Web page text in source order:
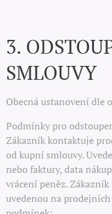
3.
SMLOUVY
Obecná ustanovení dle
Podmínky pro
Zákazník kontaktuje
od kupní smlouvy.
nebo faktury, data
vrácení peněz.
uvedenou na